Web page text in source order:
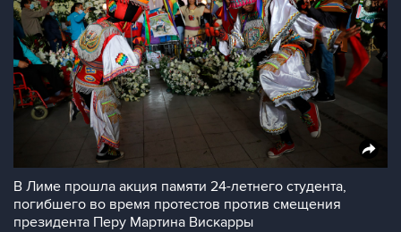
В Лиме прошла акция памяти 24-летнего студента,
погибшего во время протестов против смещения
президента Перу Мартина Вискарры